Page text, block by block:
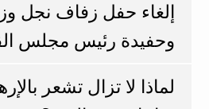
إلغاء حفل زفاف نجل
وحفيدة رئيس مجلس